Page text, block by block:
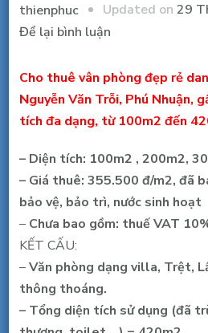
thienphuc Updated on 29
Để lại bình luậntại
thuê
văn
phòng
rẻ
MT
Nguyễn
Văn
PN,
từ
Cho thuê vân phòng đẹp rẻ
Nguyễn Văn Trỗi, Phú Nhuận,
tích đa dạng, từ 100m2 đến
– Diện tích: 100m2 , 200m2,
– Giá thuê: 355.500 đ/m2, đã
bảo vệ, bảo trì, nước sinh hoạt
– Chưa bao gồm: thuế VAT
KẾT CẤU:
–Văn phòng dạng villa, Trệt,
thông thoáng.
– Tổng diện tích sử dụng (đã